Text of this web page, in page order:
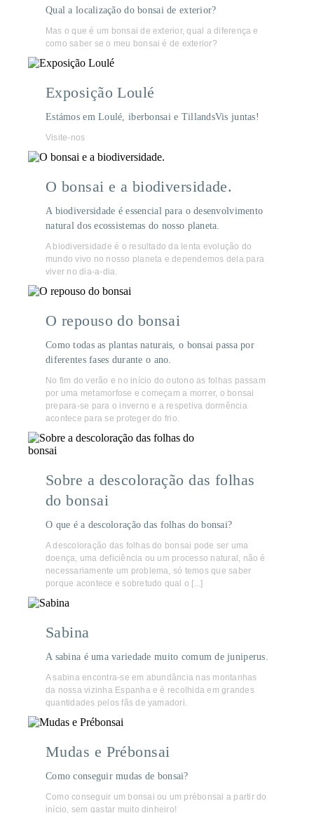
Qual a localização do bonsai de exterior?
Mas o que é um bonsai de exterior, qual a diferença e
como saber se o meu bonsai é de exterior?
Exposição Loulé
Estámos em Loulé, iberbonsai e TillandsVis juntas!
Visite-nos
O bonsai e a biodiversidade.
A biodiversidade é essencial para o desenvolvimento
natural dos ecossistemas do nosso planeta.
A biodiversidade é o resultado da lenta evolução do
mundo vivo no nosso planeta e dependemos dela para
viver no dia-a-dia.
O repouso do bonsai
Como todas as plantas naturais, o bonsai passa por
diferentes fases durante o ano.
No fim do verão e no início do outono as folhas passam
por uma metamorfose e começam a morrer, o bonsai
prepara-se para o inverno e a respetiva dormência
acontece para se proteger do frio.
Sobre a descoloração das folhas
do bonsai
O que é a descoloração das folhas do bonsai?
A descoloração das folhas do bonsai pode ser uma
doença, uma deficiência ou um processo natural, não é
necessariamente um problema, só temos que saber
porque acontece e sobretudo qual o [...]
Sabina
A sabina é uma variedade muito comum de juniperus.
A sabina encontra-se em abundância nas montanhas
da nossa vizinha Espanha e é recolhida em grandes
quantidades pelos fãs de yamadori.
Mudas e Prébonsai
Como conseguir mudas de bonsai?
Como conseguir um bonsai ou um prébonsai a partir do
início, sem gastar muito dinheiro!